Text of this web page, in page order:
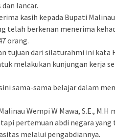
lancar.
kasih kepada Bupati
telah berkenan menerima
orang.
tujuan dari silaturahmi ini kata
melakukan kunjungan kerja
sama-sama belajar dalam
Wempi W Mawa, S.E.,
pertemuan abdi negara yang
melalui pengabdiannya.